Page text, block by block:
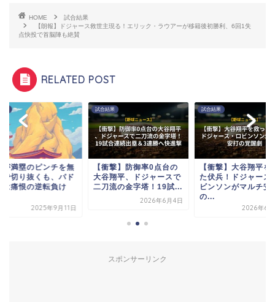
HOME
試合結果
【朗報】ドジャース救世主現る！エリック・ラウアーが移籍後初勝利、6回1失
点快投で首脳陣も絶賛
RELATED POST
撃】防御率0点台の
翔平、ドジャースで
流の金字塔！19試...
試合結果
【衝撃】大谷翔平を救っ
た伏兵！ドジャース・ロ
ビンソンがマルチ安打
試合結果
松井が満塁のピンチ
失点で切り抜くも、
レスは痛恨の逆転負
で...
2025年9
スポンサーリンク